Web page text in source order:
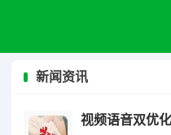
新闻资讯
视频语音双优